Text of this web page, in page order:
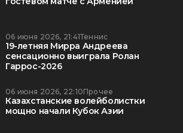
06 июня 2026, 21:41Теннис
19-летняя Мирра Андреева
сенсационно выиграла Ролан
Гаррос-2026
06 июня 2026, 22:10Прочее
Казахстанские волейболистки
мощно начали Кубок Азии